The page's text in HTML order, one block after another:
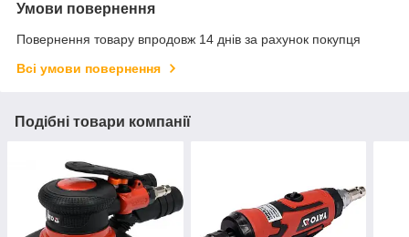
Умови повернення
Повернення товару впродовж 14 днів за рахунок покупця
Всі умови повернення
Подібні товари компанії